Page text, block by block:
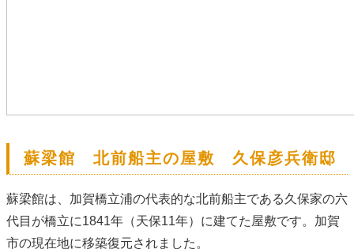
蘇梁館 北前船主の屋敷 久保彦兵衛邸
蘇梁館は、加賀橋立浦の代表的な北前船主である久保家の六
代目が橋立に1841年（天保11年）に建てた屋敷です。加賀
市の現在地に移築復元されました。